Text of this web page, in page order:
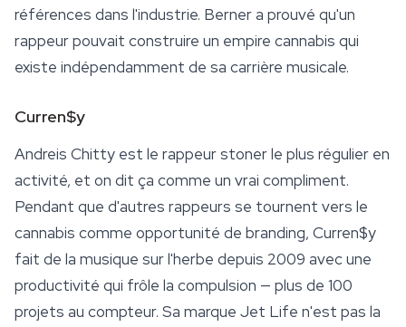
références dans l'industrie. Berner a prouvé qu'un
rappeur pouvait construire un empire cannabis qui
existe indépendamment de sa carrière musicale.
Curren$y
Andreis Chitty est le rappeur stoner le plus régulier en
activité, et on dit ça comme un vrai compliment.
Pendant que d'autres rappeurs se tournent vers le
cannabis comme opportunité de branding, Curren$y
fait de la musique sur l'herbe depuis 2009 avec une
productivité qui frôle la compulsion — plus de 100
projets au compteur. Sa marque Jet Life n'est pas la